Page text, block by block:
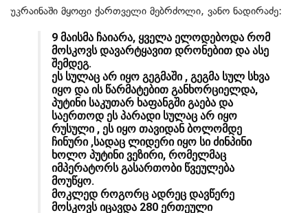
უკრაინაში მყოფი ქართველი მებრძოლი, ვანო ნადირაძე:
9 მაისმა ჩაიარა, ყველა ელოდებოდა რომ
მოსკოვს დავარტყავით დრონებით და ასე
შემდეგ.
ეს სულაც არ იყო გეგმაში , გეგმა სულ სხვა
იყო და ის წარმატებით განხორციელდა,
პუტინი საკუთარ ხაფანგში გაება და
საერთოდ ეს პარადი სულაც არ იყო
რუსული , ეს იყო თავიდან ბოლომდე
ჩინური ,სადაც ლიდერი იყო სი ძინპინი
ხოლო პუტინი ვეზირი, რომელმაც
იმპერატორს გასართობი წვეულება
მოუწყო.
მოკლედ როგორც ადრეც დავწერე
მოსკოვს იცავდა 280 ერთეული